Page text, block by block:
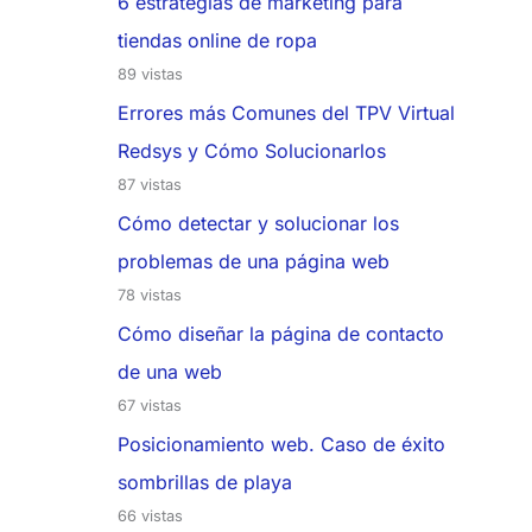
tiendas online de ropa
89 vistas
Errores más Comunes del TPV Virtual
Redsys y Cómo Solucionarlos
87 vistas
Cómo detectar y solucionar los
problemas de una página web
78 vistas
Cómo diseñar la página de contacto
de una web
67 vistas
Posicionamiento web. Caso de éxito
sombrillas de playa
66 vistas